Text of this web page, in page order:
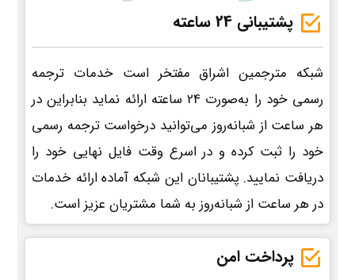
پشتیبانی 24 ساعته
شبکه مترجمین اشراق مفتخر است خدمات ترجمه
رسمی خود را به‌صورت 24 ساعته ارائه نماید بنابراین در
هر ساعت از شبانه‌روز می‌توانید درخواست ترجمه رسمی
خود را ثبت کرده و در اسرع وقت فایل نهایی خود را
دریافت نمایید. پشتیبانان این شبکه آماده ارائه خدمات
در هر ساعت از شبانه‌روز به شما مشتریان عزیز است.
پرداخت امن